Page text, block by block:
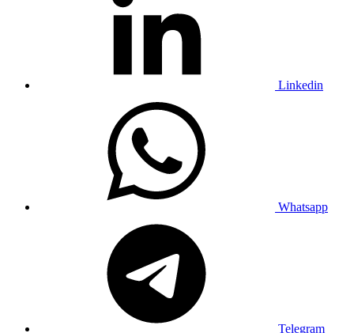
Linkedin
Whatsapp
Telegram